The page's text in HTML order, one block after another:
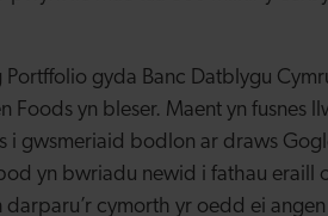
gyda Banc Datblygu
yn bleser. Maent yn fusnes
gwsmeriaid bodlon ar draws
yn bwriadu newid i fathau eraill
cymorth yr oedd ei angen